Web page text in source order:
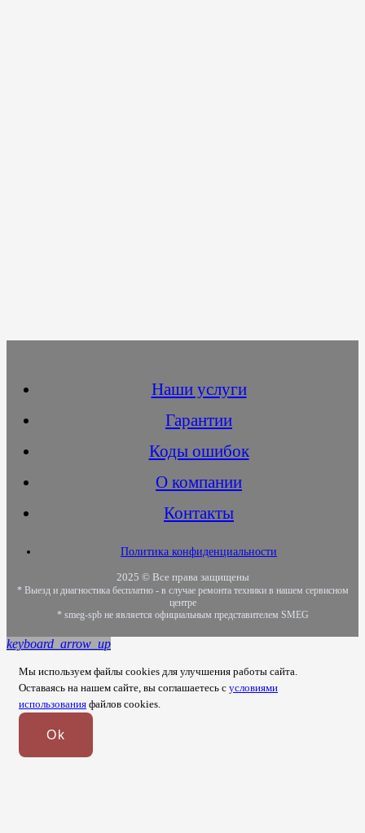
Наши услуги
Гарантии
Коды ошибок
О компании
Контакты
Политика конфиденциальности
2025 © Все права защищены
* Выезд и диагностика бесплатно - в случае ремонта техники в нашем сервисном
центре
* smeg-spb не является официальным представителем SMEG
keyboard_arrow_up
Мы используем файлы cookies для улучшения работы сайта.
Оставаясь на нашем сайте, вы соглашаетесь с условиями
использования файлов cookies.
Ok